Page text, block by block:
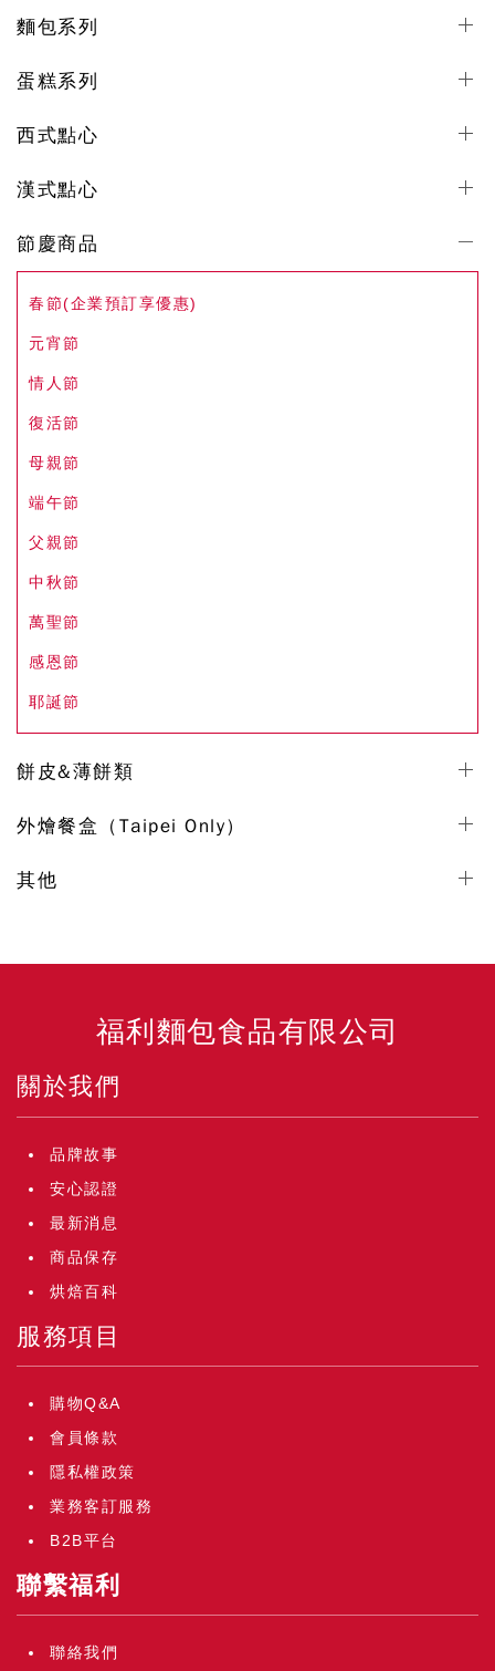
麵包系列
蛋糕系列
西式點心
漢式點心
節慶商品
春節(企業預訂享優惠)
元宵節
情人節
復活節
母親節
端午節
父親節
中秋節
萬聖節
感恩節
耶誕節
餅皮&薄餅類
外燴餐盒（Taipei Only）
其他
福利麵包食品有限公司
關於我們
品牌故事
安心認證
最新消息
商品保存
烘焙百科
服務項目
購物Q&A
會員條款
隱私權政策
業務客訂服務
B2B平台
聯繫福利
聯絡我們